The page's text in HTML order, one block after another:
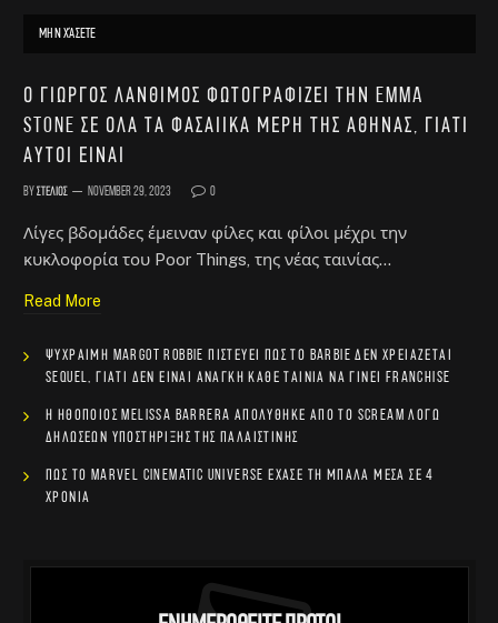
ΜΗΝ ΧΆΣΕΤΕ
Ο Γιώργος Λάνθιμος φωτογραφίζει την Emma
Stone σε όλα τα φασαίικα μέρη της Αθήνας, γιατί
αυτοί είναι
By Στέλιος November 29, 2023 0
Λίγες βδομάδες έμειναν φίλες και φίλοι μέχρι την
κυκλοφορία του Poor Things, της νέας ταινίας…
Read More
Ψύχραιμη Margot Robbie πιστεύει πως το Barbie δεν χρειάζεται
sequel, γιατί δεν είναι ανάγκη κάθε ταινία να γίνει franchise
Η ηθοποιός Melissa Barrera απολύθηκε από το Scream λόγω
δηλώσεων υποστήριξης της Παλαιστίνης
Πώς το Marvel Cinematic Universe έχασε τη μπάλα μέσα σε 4
χρόνια